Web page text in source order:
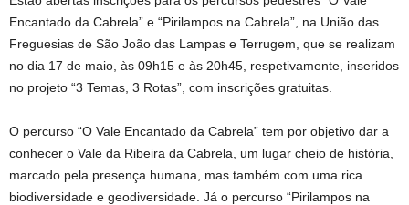
Encantado da Cabrela” e “Pirilampos na Cabrela”, na União das
Freguesias de São João das Lampas e Terrugem, que se realizam
no dia 17 de maio, às 09h15 e às 20h45, respetivamente, inseridos
no projeto “3 Temas, 3 Rotas”, com inscrições gratuitas.
O percurso “O Vale Encantado da Cabrela” tem por objetivo dar a
conhecer o Vale da Ribeira da Cabrela, um lugar cheio de história,
marcado pela presença humana, mas também com uma rica
biodiversidade e geodiversidade. Já o percurso “Pirilampos na